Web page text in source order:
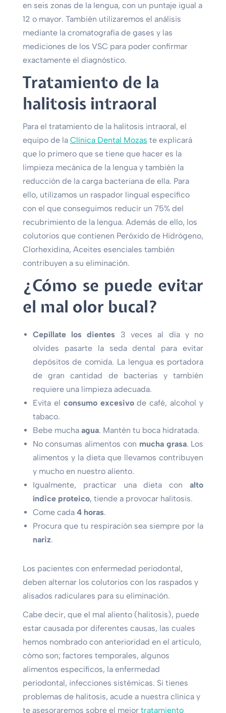
en seis zonas de la lengua, con un puntaje igual a
12 o mayor. También utilizaremos el análisis
mediante la cromatografía de gases y las
mediciones de los VSC para poder confirmar
exactamente el diagnóstico.
Tratamiento de la
halitosis intraoral
Para el tratamiento de la halitosis intraoral, el
equipo de la Clínica Dental Mozas te explicará
que lo primero que se tiene que hacer es la
limpieza mecánica de la lengua y también la
reducción de la carga bacteriana de ella. Para
ello, utilizamos un raspador lingual específico
con el que conseguimos reducir un 75% del
recubrimiento de la lengua. Además de ello, los
colutorios que contienen Peróxido de Hidrógeno,
Clorhexidina, Aceites esenciales también
contribuyen a su eliminación.
¿Cómo se puede evitar
el mal olor bucal?
Cepíllate los dientes 3 veces al día y no
olvides pasarte la seda dental para evitar
depósitos de comida. La lengua es portadora
de gran cantidad de bacterias y también
requiere una limpieza adecuada.
Evita el consumo excesivode café, alcohol y
tabaco.
Bebe mucha agua. Mantén tu boca hidratada.
No consumas alimentos con mucha grasa. Los
alimentos y la dieta que llevamos contribuyen
y mucho en nuestro aliento.
Igualmente, practicar una dieta conalto
índice proteico, tiende a provocar halitosis.
Come cada 4 horas.
Procura que tu respiración sea siempre por la
nariz.
Los pacientes con enfermedad periodontal,
deben alternar los colutorios con los raspados y
alisados radiculares para su eliminación.
Cabe decir, que el mal aliento (halitosis), puede
estar causada por diferentes causas, las cuales
hemos nombrado con anterioridad en el artículo,
cómo son; factores temporales, algunos
alimentos específicos, la enfermedad
periodontal, infecciones sistémicas. Si tienes
problemas de halitosis, acude a nuestra clínica y
te asesoraremos sobre el mejor tratamiento